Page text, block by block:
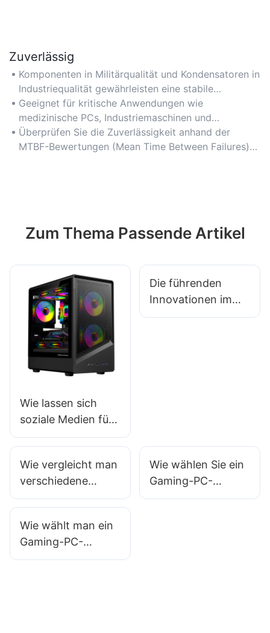
Zuverlässig
Komponenten in Militärqualität und Kondensatoren in
Industriequalität gewährleisten eine stabile
Stromversorgung bei hoher Belastung und
minimieren Ausfallzeiten.
Geeignet für kritische Anwendungen wie
medizinische PCs, Industriemaschinen und
Netzwerkinfrastrukturen, die einen
unterbrechungsfreien Betrieb erfordern.
Überprüfen Sie die Zuverlässigkeit anhand der
MTBF-Bewertungen (Mean Time Between Failures)
Zum Thema Passende Artikel
Wie lassen sich
soziale Medien für
das Marketing von
Gehäusen nutzen?
Die führenden
Innovationen im
Bereich E-Sport-
Wie vergleicht man
verschiedene
Marken von
Gehäusen, um eine
zuverlässige Wahl
zu treffen?​
Wie wählen Sie ein
Gaming-PC-
Gehäuse aus, das
Wie wählt man ein
Gaming-PC-
Gehäuse aus, das